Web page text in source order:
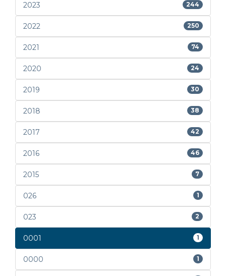
2023 244
2022 250
2021 74
2020 24
2019 30
2018 38
2017 42
2016 46
2015 7
026 1
023 2
0001 1
0000 1